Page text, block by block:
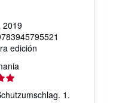
2019
edición
1.